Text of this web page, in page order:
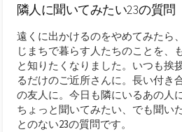
隣人に聞いてみたい23の質問
遠くに出かけるのをやめてみたら
じまちで暮らす人たちのことを、
と知りたくなりました。いつも挨
るだけのご近所さんに。長い付き
の友人に。今日も隣にいるあの人に
ちょっと聞いてみたい、でも聞い
とのない23の質問です。